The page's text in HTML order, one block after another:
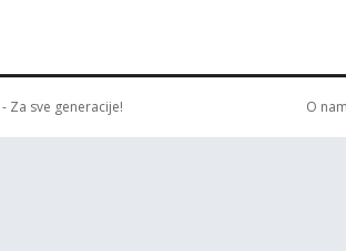
- Za sve generacije! O